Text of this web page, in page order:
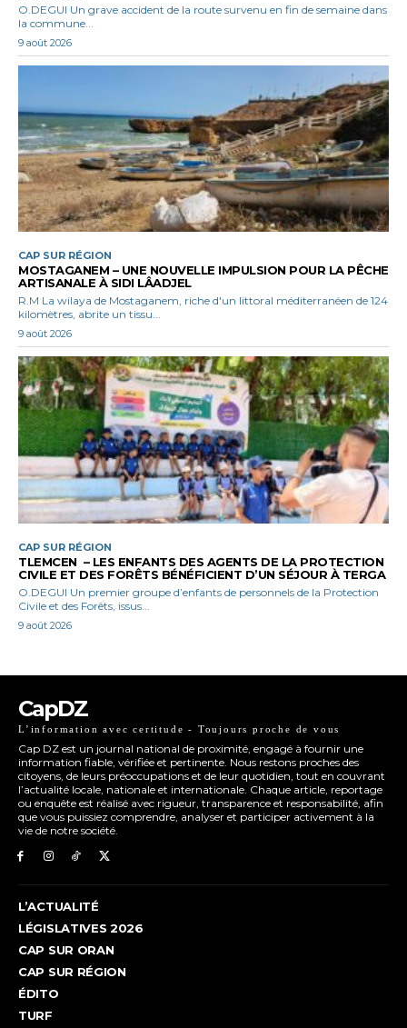
O.DEGUI Un grave accident de la route survenu en fin de semaine dans
la commune...
9 août 2026
CAP SUR RÉGION
MOSTAGANEM – UNE NOUVELLE IMPULSION POUR LA PÊCHE
ARTISANALE À SIDI LÂADJEL
R.M La wilaya de Mostaganem, riche d'un littoral méditerranéen de 124
kilomètres, abrite un tissu...
9 août 2026
CAP SUR RÉGION
TLEMCEN – LES ENFANTS DES AGENTS DE LA PROTECTION
CIVILE ET DES FORÊTS BÉNÉFICIENT D’UN SÉJOUR À TERGA
O.DEGUI Un premier groupe d’enfants de personnels de la Protection
Civile et des Forêts, issus...
9 août 2026
CapDZ
L’information avec certitude - Toujours proche de vous
Cap DZ est un journal national de proximité, engagé à fournir une
information fiable, vérifiée et pertinente. Nous restons proches des
citoyens, de leurs préoccupations et de leur quotidien, tout en couvrant
l’actualité locale, nationale et internationale. Chaque article, reportage
ou enquête est réalisé avec rigueur, transparence et responsabilité, afin
que vous puissiez comprendre, analyser et participer activement à la
vie de notre société.
L’ACTUALITÉ
LÉGISLATIVES 2026
CAP SUR ORAN
CAP SUR RÉGION
ÉDITO
TURF